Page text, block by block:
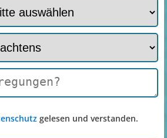
gelesen und verstanden.